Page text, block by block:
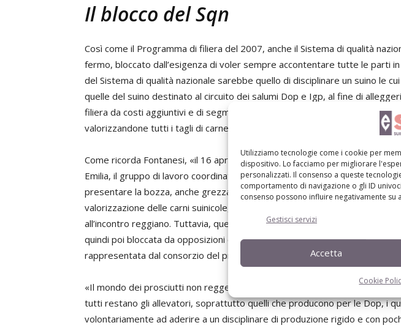
Utilizziamo tecnologie come i cookie per
dispositivo. Lo facciamo per migliorare
personalizzati. Il consenso a queste
comportamento di navigazione o gli ID
consenso possono influire negativamente su
Gestisci servizi
Accetta
Cookie
Il blocco del Sqn
Così come il Programma di filiera del 2007, anche il Sistema di qualità
fermo, bloccato dall’esigenza di voler sempre accontentare tutte le parti
del Sistema di qualità nazionale sarebbe quello di disciplinare un suino le
quelle del suino destinato al circuito dei salumi Dop e Igp, al fine di
filiera da costi aggiuntivi e di segmentare quanto possibile il mercato del
valorizzandone tutti i tagli di carne.
Come ricorda Fontanesi, «il 16 aprile dell’anno scorso, in occasione della
Emilia, il gruppo di lavoro coordinato dalle regioni Emilia-Romagna e
presentare la bozza, anche grezza, di disciplinare sul Sistema di qualità
valorizzazione delle carni suinicole, da parte di Giovanni Di Genova, del
all’incontro reggiano. Tuttavia, quella bozza di disciplinare, nel frattempo, è
quindi poi bloccata da opposizioni che volevano far valere la propria voce,
rappresentata dal consorzio del prosciutto di Parma».
«Il mondo dei prosciutti non regge più il peso del suino e nella filiera coloro
tutti restano gli allevatori, soprattutto quelli che producono per le Dop, i
volontariamente ad aderire a un disciplinare di produzione rigido e con